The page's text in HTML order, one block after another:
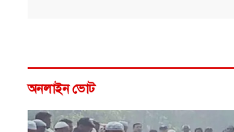
অনলাইন ভোট